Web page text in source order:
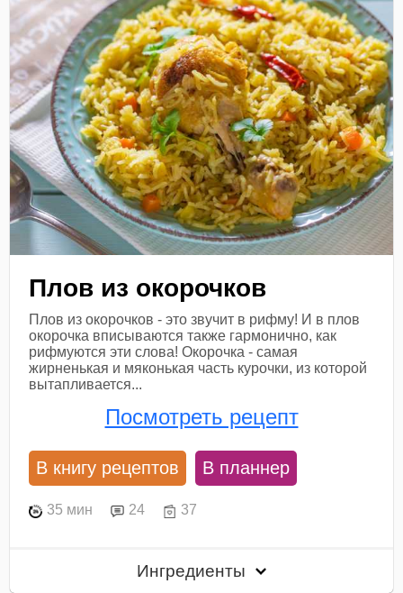
Плов из окорочков
Плов из окорочков - это звучит в рифму! И в плов
окорочка вписываются также гармонично, как
рифмуются эти слова! Окорочка - самая
жирненькая и мяконькая часть курочки, из которой
вытапливается...
Посмотреть рецепт
В книгу рецептов В планнер
35 мин 24 37
Ингредиенты